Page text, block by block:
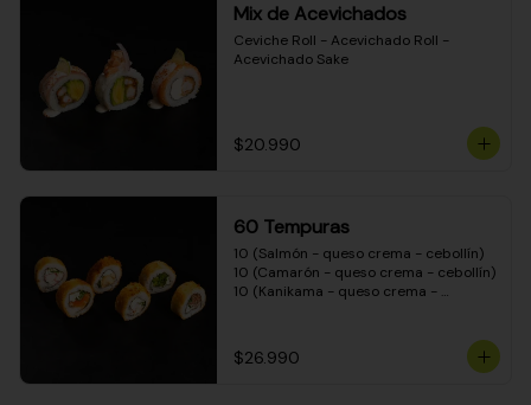
Mix de Acevichados
Ceviche Roll - Acevichado Roll -
Acevichado Sake
$20.990
60 Tempuras
10 (Salmón - queso crema - cebollín)
10 (Camarón - queso crema - cebollín)
10 (Kanikama - queso crema -
crema - cebollín) 10 (Carne - queso
crema - cebollín)
$26.990